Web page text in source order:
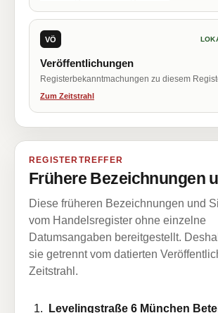
VÖ
Veröffentlichungen
Registerbekanntmachungen zu diesem
Zum Zeitstrahl
REGISTERTREFFER
Frühere Bezeichnungen
Diese früheren Bezeichnungen und
vom Handelsregister ohne einzelne
Datumsangaben bereitgestellt.
sie getrennt vom datierten
Zeitstrahl.
Levelingstraße 6 München